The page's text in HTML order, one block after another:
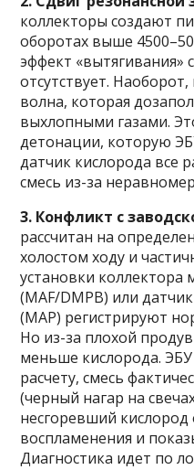
коллекторы создают
оборотах выше
эффект «вытягивания»
отсутствует.
волна, которая
выхлопными газами.
детонации, которую
датчик кислорода все
смесь из-за
3. Конфликт с
рассчитан на
холостом ходу и
установки коллектора
(MAF/DМРВ) или
(MAP) регистрируют
Но из-за плохой
меньше кислорода.
расчету, смесь
(черный нагар на
несгоревший кислород
воспламенения и
Диагностика идет по